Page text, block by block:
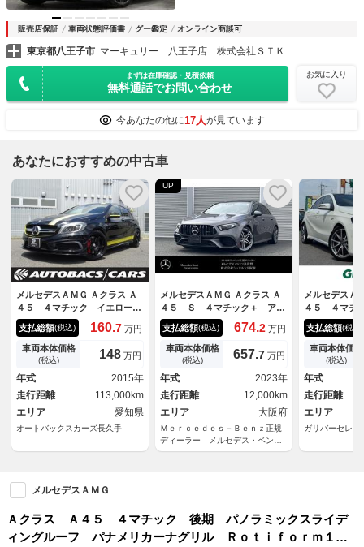
販売店保証 車両状態評価書 グー鑑定 オンライン商談可
東京都八王子市 マーキュリー 八王子店 株式会社ＳＴＫ
まずは在庫確認・見積依頼
無料通話でお問い合わせ
お気に入り
今あなたの他に17人が見ています
あなたにおすすめの中古車
メルセデスＡＭＧ Ａクラス Ａ
４５ ４マチック イエローカ
ラーライン 革シート キーレ
ス フルセグ ナビ＆ＴＶ １
８アルミホイール エアバッ
グ オートマ ディーラー車
フル装備 ＨＩＤヘッドライ
ト ＥＴＣ バックカメラ ス
マートキー
支払総額(税込) 160.7 万円
車両本体価格
(税込) 148 万円
年式
2015年
走行距離
113,000km
エリア
愛知県
オートバックスカーズ長久手
UP
メルセデスＡＭＧ Ａクラス Ａ
４５ Ｓ ４マチック＋ アド
バンスドＰＫＧ パラノミック
スライディングルーフ 本革
ヘッドアップディスプレイ 全
周囲カメラ マルチビームＬＥ
Ｄヘッドライト プライバシー
ガラス アンビエントライト
ブルメスター １オーナー
支払総額(税込) 674.2 万円
車両本体価格
(税込) 657.7 万円
年式
2023年
走行距離
12,000km
エリア
大阪府
Ｍｅｒｃｅｄｅｓ－Ｂｅｎｚ正規
ディーラー メルセデス・ベンツ
泉佐野
メルセデスＡ
４５ ４マチ
ーフティＰＫ
ーキ レーダ
ロール サン
ビ フルセグ
ｏｏｔｈ バ
イブレコー
Ｗ ＬＥＤ
支払総額(税込)
車両本体価格
(税込)
年式
走行距離
エリア
ガリバーセレク
メルセデスＡＭＧ
Ａクラス Ａ４５ ４マチック 後期 パノラミックスライデ
ィングルーフ パナメリカーナグリル Ｒｏｔｉｆｏｒｍ１９